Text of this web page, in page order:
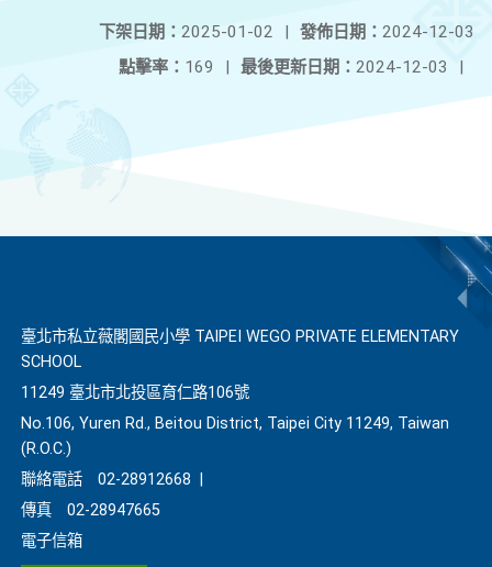
發佈日期： 2024-12-03
下架日期： 2025-01-02
|
最後更新日期： 2024-12-03 |
點擊率： 169 |
臺北市私立薇閣國民小學 TAIPEI WEGO PRIVATE ELEMENTARY
SCHOOL
11249 臺北市北投區育仁路106號
No.106, Yuren Rd., Beitou District, Taipei City 11249, Taiwan
(R.O.C.)
聯絡電話
02-28912668
傳真
02-28947665
電子信箱